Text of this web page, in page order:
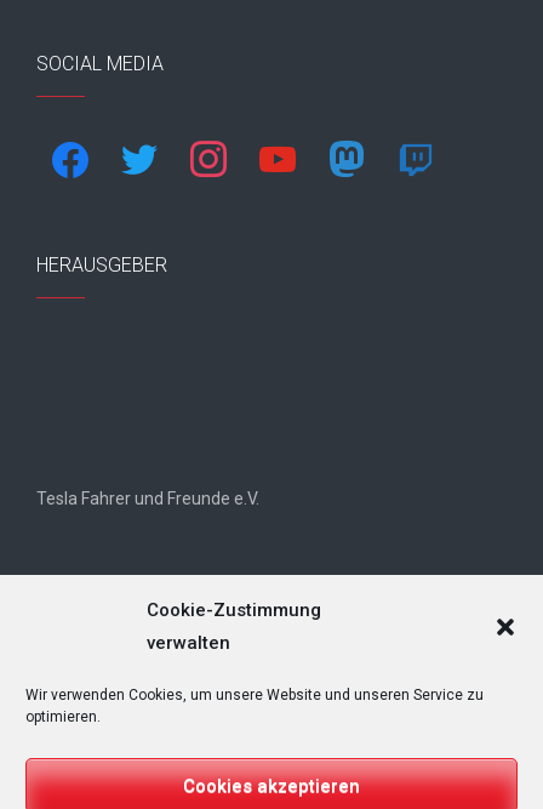
Cookie-Zustimmung
verwalten
Wir verwenden Cookies, um unsere Website und unseren Service zu
optimieren.
Cookies akzeptieren
SOCIAL MEDIA
facebook twitter instagram youtube mastodon twitch
HERAUSGEBER
Tesla Fahrer und Freunde e.V.
Tesla Owners Club Helvetia (TOCH)